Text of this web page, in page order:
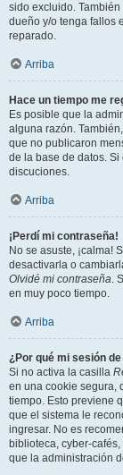
sido excluido.
dueño y/o tenga fallos
reparado.
Arriba
Hace un tiempo me
Es posible que la
alguna razón.
que no publicaron
de la base de datos.
discuciones.
Arriba
¡Perdí mi contraseña!
No se asuste, ¡calma!
desactivarla o
Olvidé mi contraseña.
en muy poco tiempo.
Arriba
¿Por qué mi sesión
Si no activa la casilla
en una cookie segura,
tiempo. Esto previene
que el sistema le
ingresar. No es
biblioteca, cyber-
que la administración